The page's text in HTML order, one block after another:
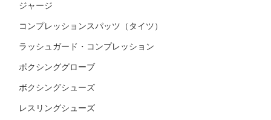
ジャージ
コンプレッションスパッツ（タイツ）
ラッシュガード・コンプレッション
ボクシンググローブ
ボクシングシューズ
レスリングシューズ